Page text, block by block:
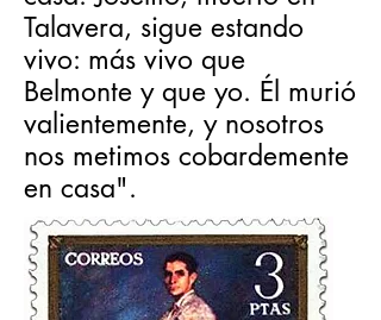
Talavera, sigue estando
vivo: más vivo que
Belmonte y que yo. Él murió
valientemente, y nosotros
nos metimos cobardemente
en casa".